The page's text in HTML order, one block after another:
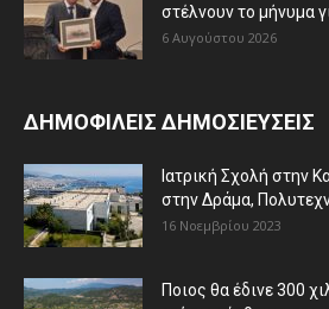
στέλνουν το μήνυμα
6 Αυγούστου 2026
ΔΗΜΟΦΙΛΕΙΣ ΔΗΜΟΣΙΕΥΣΕΙΣ
Ιατρική Σχολή στην
στην Δράμα,
16 Νοεμβρίου 2023
Ποιος θα έδινε 300